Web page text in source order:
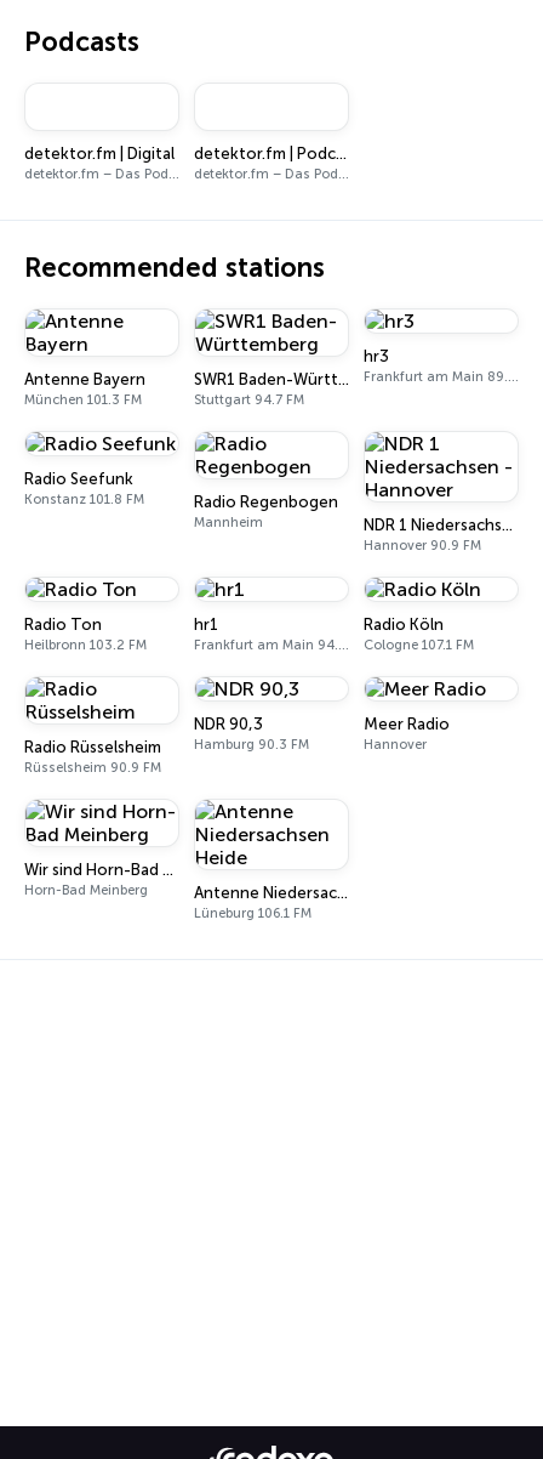
Podcasts
detektor.fm | Digital
detektor.fm – Das Podcast-Radio
detektor.fm | Podcasts
detektor.fm – Das Podcast-Radio
Recommended stations
Antenne Bayern
München 101.3 FM
SWR1 Baden-Württemberg
Stuttgart 94.7 FM
hr3
Frankfurt am Main 89.3 FM
Radio Seefunk
Konstanz 101.8 FM Radio Regenbogen
Mannheim NDR 1 Niedersachsen - Hannover
Hannover 90.9 FM
Radio Ton
Heilbronn 103.2 FM
hr1
Frankfurt am Main 94.4 FM
Radio Köln
Cologne 107.1 FM
Radio Rüsselsheim
Rüsselsheim 90.9 FM
NDR 90,3
Hamburg 90.3 FM
Meer Radio
Hannover
Wir sind Horn-Bad Meinberg
Horn-Bad Meinberg Antenne Niedersachsen Heide
Lüneburg 106.1 FM